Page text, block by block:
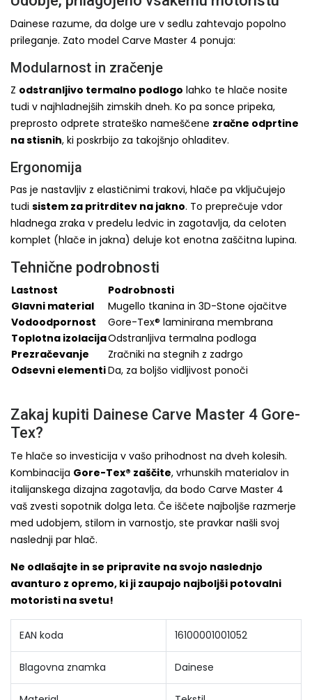
Dainese razume, da dolge ure v sedlu zahtevajo popolno
prileganje. Zato model Carve Master 4 ponuja:
Modularnost in zračenje
Z odstranljivo termalno podlogo lahko te hlače nosite
tudi v najhladnejših zimskih dneh. Ko pa sonce pripeka,
preprosto odprete strateško nameščene zračne odprtine
na stisnih, ki poskrbijo za takojšnjo ohladitev.
Ergonomija
Pas je nastavljiv z elastičnimi trakovi, hlače pa vključujejo
tudi sistem za pritrditev na jakno. To preprečuje vdor
hladnega zraka v predelu ledvic in zagotavlja, da celoten
komplet (hlače in jakna) deluje kot enotna zaščitna lupina.
Tehnične podrobnosti
Lastnost
Podrobnosti
Glavni material
Mugello tkanina in 3D-Stone ojačitve
Vodoodpornost
Gore-Tex® laminirana membrana
Toplotna izolacijaOdstranljiva termalna podloga
Prezračevanje
Zračniki na stegnih z zadrgo
Odsevni elementiDa, za boljšo vidljivost ponoči
Zakaj kupiti Dainese Carve Master 4 Gore-
Tex?
Te hlače so investicija v vašo prihodnost na dveh kolesih.
Kombinacija Gore-Tex® zaščite, vrhunskih materialov in
italijanskega dizajna zagotavlja, da bodo Carve Master 4
vaš zvesti sopotnik dolga leta. Če iščete najboljše razmerje
med udobjem, stilom in varnostjo, ste pravkar našli svoj
naslednji par hlač.
Ne odlašajte in se pripravite na svojo naslednjo
avanturo z opremo, ki ji zaupajo najboljši potovalni
motoristi na svetu!
EAN koda 16100001001052
Blagovna znamka Dainese